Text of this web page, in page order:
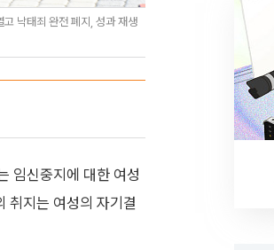
낙태죄 완전 폐지, 성과 재생
임신중지에 대한 여성
취지는 여성의 자기결